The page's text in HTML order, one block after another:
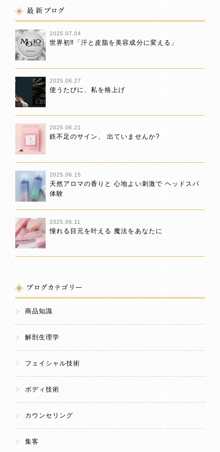
最新ブログ
2025.07.04
世界初‼「汗と皮脂を美容成分に変える」
2025.06.27
使うたびに、私を格上げ
2025.06.21
鉄不足のサイン、 出ていませんか?
2025.06.15
天然アロマの香りと 心地よい刺激で ヘッドスパ
体験
2025.06.11
憧れる目元を叶える 魔法をあなたに
ブログカテゴリー
商品知識
解剖生理学
フェイシャル技術
ボディ技術
カウンセリング
集客